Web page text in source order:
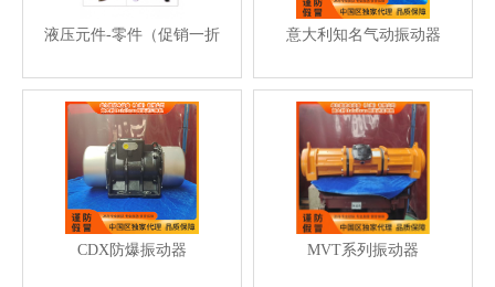
液压元件-零件（促销一折
意大利知名气动振动器
CDX防爆振动器
MVT系列振动器